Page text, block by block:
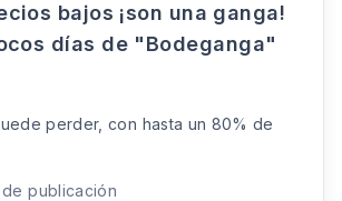
bajos ¡son una ganga!
días de "Bodeganga"
perder, con hasta un 80% de
de publicación